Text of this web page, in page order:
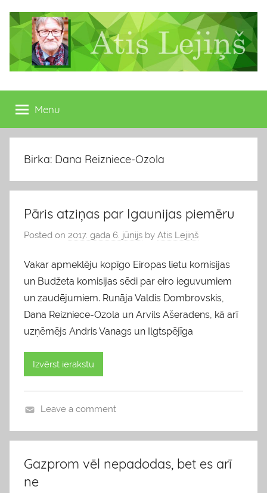
content
Atis
Lejiņš
13.
Saeimas
deputāts
Menu
Birka: Dana Reizniece-Ozola
Pāris atziņas par Igaunijas piemēru
Posted on 2017. gada 6. jūnijs by Atis Lejiņš
Vakar apmeklēju kopīgo Eiropas lietu komisijas
un Budžeta komisijas sēdi par eiro ieguvumiem
un zaudējumiem. Runāja Valdis Dombrovskis,
Dana Reizniece-Ozola un Arvils Ašeradens, kā arī
uzņēmējs Andris Vanags un Ilgtspējīga
Izvērst ierakstu
l
g
s
Leave a comment
Gazprom vēl nepadodas, bet es arī
ne